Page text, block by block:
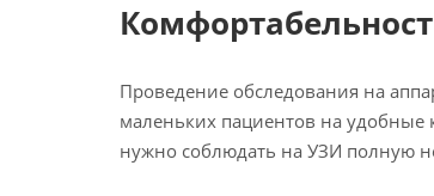
Проведение обследования на
маленьких пациентов на
нужно соблюдать на УЗИ полную